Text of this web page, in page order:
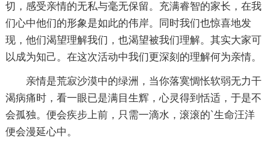
切，感受亲情的无私与毫无保留。充满睿智的家长，在我
们心中他们的形象是如此的伟岸。同时我们也惊喜地发
现，他们渴望理解我们，也渴望被我们理解。其实大家可
以成为知己。在这次活动中我们更深刻的理解何为亲情。
亲情是荒寂沙漠中的绿洲，当你落寞惆怅软弱无力干
渴病痛时，看一眼已是满目生辉，心灵得到恬适，于是不
会孤独。便会疾步上前，只需一滴水，滚滚的`生命汪洋
便会漫延心中。